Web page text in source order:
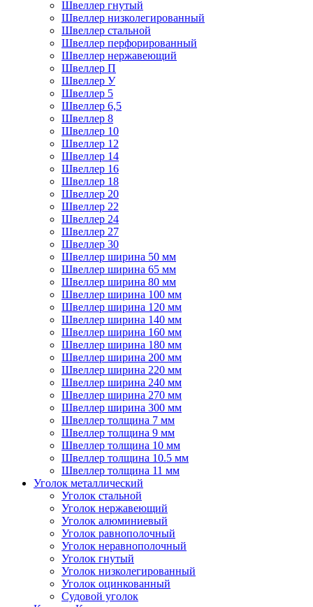
Швеллер гнутый
Швеллер низколегированный
Швеллер стальной
Швеллер перфорированный
Швеллер нержавеющий
Швеллер П
Швеллер У
Швеллер 5
Швеллер 6,5
Швеллер 8
Швеллер 10
Швеллер 12
Швеллер 14
Швеллер 16
Швеллер 18
Швеллер 20
Швеллер 22
Швеллер 24
Швеллер 27
Швеллер 30
Швеллер ширина 50 мм
Швеллер ширина 65 мм
Швеллер ширина 80 мм
Швеллер ширина 100 мм
Швеллер ширина 120 мм
Швеллер ширина 140 мм
Швеллер ширина 160 мм
Швеллер ширина 180 мм
Швеллер ширина 200 мм
Швеллер ширина 220 мм
Швеллер ширина 240 мм
Швеллер ширина 270 мм
Швеллер ширина 300 мм
Швеллер толщина 7 мм
Швеллер толщина 9 мм
Швеллер толщина 10 мм
Швеллер толщина 10.5 мм
Швеллер толщина 11 мм
Уголок металлический
Уголок стальной
Уголок нержавеющий
Уголок алюминиевый
Уголок равнополочный
Уголок неравнополочный
Уголок гнутый
Уголок низколегированный
Уголок оцинкованный
Судовой уголок